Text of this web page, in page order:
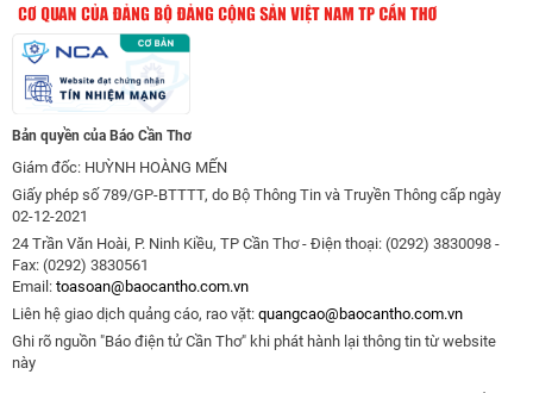
Bản quyền của Báo Cần Thơ
Giám đốc: HUỲNH HOÀNG MẾN
Giấy phép số 789/GP-BTTTT, do Bộ Thông Tin và Truyền Thông cấp ngày
02-12-2021
24 Trần Văn Hoài, P. Ninh Kiều, TP Cần Thơ - Điện thoại: (0292) 3830098 -
Fax: (0292) 3830561
Email: toasoan@baocantho.com.vn
Liên hệ giao dịch quảng cáo, rao vặt: quangcao@baocantho.com.vn
Ghi rõ nguồn "Báo điện tử Cần Thơ" khi phát hành lại thông tin từ website
này